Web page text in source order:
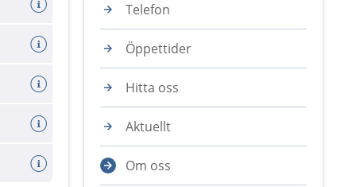
Telefon
Öppettider
Hitta oss
Aktuellt
Om oss